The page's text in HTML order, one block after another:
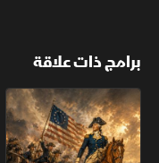
برامج ذات علاقة
الثورة الأميركية